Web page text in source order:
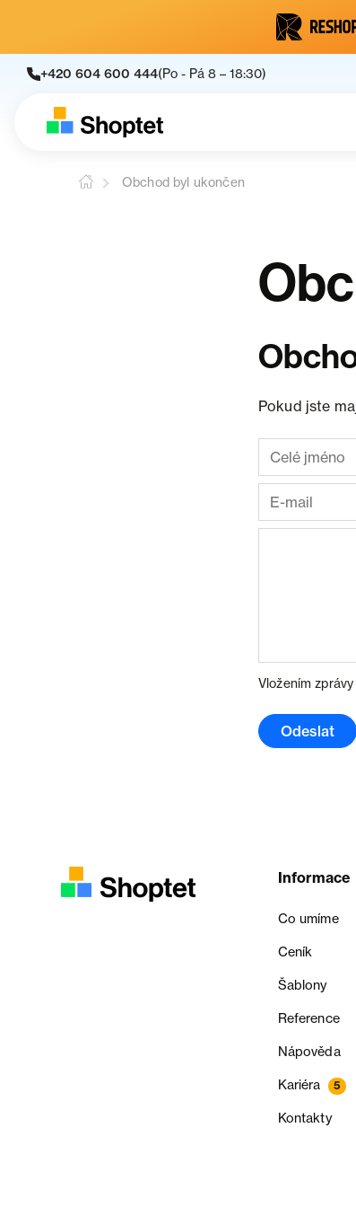
+420 604 600 444(Po - Pá 8 – 18:30)
Obchod byl ukončen
Pokud jste
Vložením
Odeslat
Informace
Co umíme
Ceník
Šablony
Reference
Nápověda
Kariéra 5
Kontakty